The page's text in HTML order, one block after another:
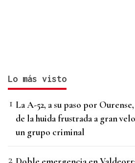
Lo más visto
La A-52, a su paso por
de la huida frustrada a gran
un grupo criminal